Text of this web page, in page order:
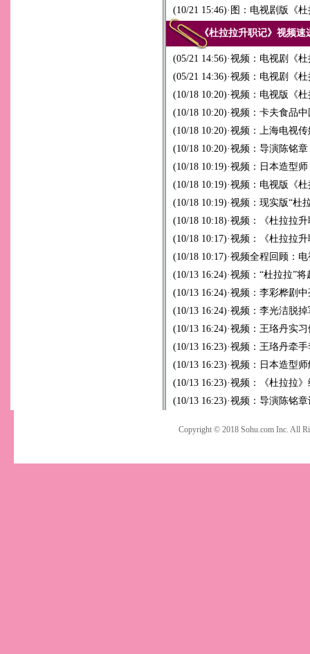
(10/21 15:46)·图：电视剧版《
《杜拉拉升
(05/21 14:56)·视频：电视剧《
(05/21 14:36)·视频：电视剧《
(10/18 10:20)·视频：电视版《
(10/18 10:20)·视频：卡夫食品
(10/18 10:20)·视频：上海电视
(10/18 10:20)·视频：导演陈铭
(10/18 10:19)·视频：日本造型
(10/18 10:19)·视频：电视版《
(10/18 10:19)·视频：现实版“杜
(10/18 10:18)·视频：《杜拉拉
(10/18 10:17)·视频：《杜拉拉
(10/18 10:17)·视频全程回顾：
(10/13 16:24)·视频：“杜拉拉”
(10/13 16:24)·视频：李彩桦剧
(10/13 16:24)·视频：李光洁脱
(10/13 16:24)·视频：王珞丹实
(10/13 16:23)·视频：王珞丹牵
(10/13 16:23)·视频：日本造型
(10/13 16:23)·视频：《杜拉拉
(10/13 16:23)·视频：导演陈铭
Copyright © 2018 Sohu.com Inc. All